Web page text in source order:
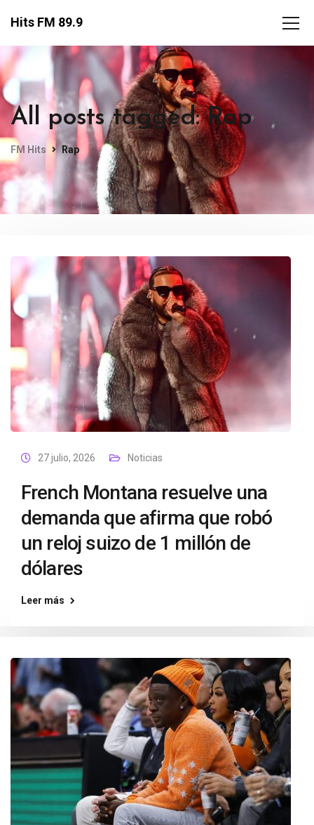
Hits FM 89.9
All posts tagged: Rap
FM Hits Rap
27 julio, 2026 Noticias
French Montana resuelve una
demanda que afirma que robó
un reloj suizo de 1 millón de
dólares
Leer más